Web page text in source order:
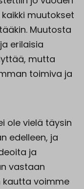
muutokset
Muutosta
erilaisia
mutta
toimiva ja
ole vielä täysin
edelleen, ja
ja
vastaan
kautta voimme